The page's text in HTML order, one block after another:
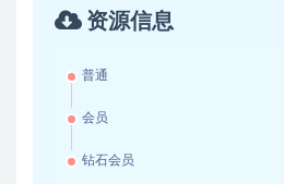
资源信息
普通
会员
钻石会员